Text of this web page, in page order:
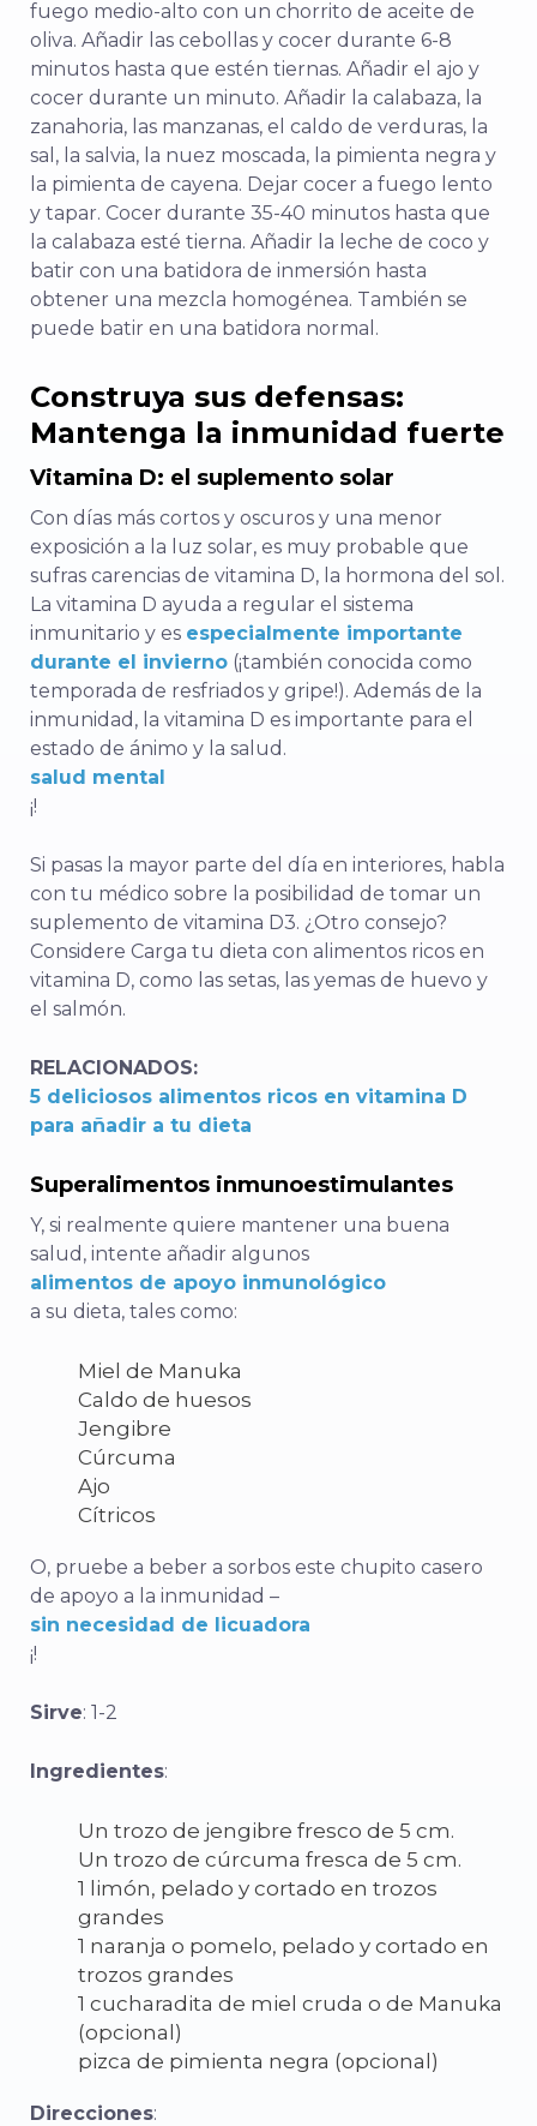
fuego medio-alto con un chorrito de aceite de
oliva. Añadir las cebollas y cocer durante 6-8
minutos hasta que estén tiernas. Añadir el ajo y
cocer durante un minuto. Añadir la calabaza, la
zanahoria, las manzanas, el caldo de verduras, la
sal, la salvia, la nuez moscada, la pimienta negra y
la pimienta de cayena. Dejar cocer a fuego lento
y tapar. Cocer durante 35-40 minutos hasta que
la calabaza esté tierna. Añadir la leche de coco y
batir con una batidora de inmersión hasta
obtener una mezcla homogénea. También se
puede batir en una batidora normal.
Construya sus defensas:
Mantenga la inmunidad fuerte
Vitamina D: el suplemento solar
Con días más cortos y oscuros y una menor
exposición a la luz solar, es muy probable que
sufras carencias de vitamina D, la hormona del sol.
La vitamina D ayuda a regular el sistema
inmunitario y es especialmente importante
durante el invierno (¡también conocida como
temporada de resfriados y gripe!). Además de la
inmunidad, la vitamina D es importante para el
estado de ánimo y la salud.
salud mental
¡!
Si pasas la mayor parte del día en interiores, habla
con tu médico sobre la posibilidad de tomar un
suplemento de vitamina D3. ¿Otro consejo?
Considere Carga tu dieta con alimentos ricos en
vitamina D, como las setas, las yemas de huevo y
el salmón.
RELACIONADOS:
5 deliciosos alimentos ricos en vitamina D
para añadir a tu dieta
Superalimentos inmunoestimulantes
Y, si realmente quiere mantener una buena
salud, intente añadir algunos
alimentos de apoyo inmunológico
a su dieta, tales como:
Miel de Manuka
Caldo de huesos
Jengibre
Cúrcuma
Ajo
Cítricos
O, pruebe a beber a sorbos este chupito casero
de apoyo a la inmunidad –
sin necesidad de licuadora
¡!
Sirve: 1-2
Ingredientes:
Un trozo de jengibre fresco de 5 cm.
Un trozo de cúrcuma fresca de 5 cm.
1 limón, pelado y cortado en trozos
grandes
1 naranja o pomelo, pelado y cortado en
trozos grandes
1 cucharadita de miel cruda o de Manuka
(opcional)
pizca de pimienta negra (opcional)
Direcciones: